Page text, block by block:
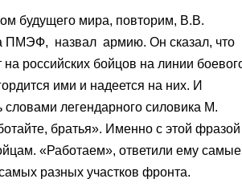
будущего мира, повторим, В.В.
ПМЭФ, назвал армию. Он сказал, что
на российских бойцов на линии
ими и надеется на них. И
словами легендарного силовика М.
братья». Именно с этой фразой
«Работаем», ответили ему самые
разных участков фронта.